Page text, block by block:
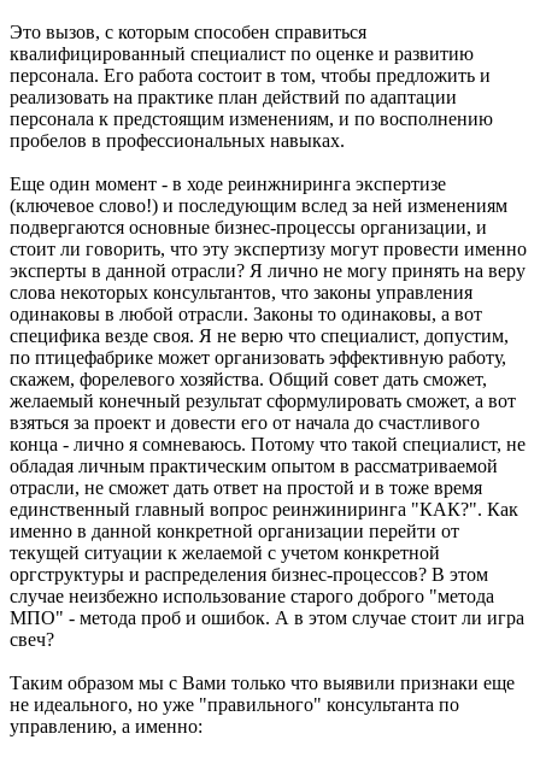
Это вызов, с которым способен справиться
квалифицированный специалист по оценке и развитию
персонала. Его работа состоит в том, чтобы предложить и
реализовать на практике план действий по адаптации
персонала к предстоящим изменениям, и по восполнению
пробелов в профессиональных навыках.
Еще один момент - в ходе реинжниринга экспертизе
(ключевое слово!) и последующим вслед за ней изменениям
подвергаются основные бизнес-процессы организации, и
стоит ли говорить, что эту экспертизу могут провести именно
эксперты в данной отрасли? Я лично не могу принять на веру
слова некоторых консультантов, что законы управления
одинаковы в любой отрасли. Законы то одинаковы, а вот
специфика везде своя. Я не верю что специалист, допустим,
по птицефабрике может организовать эффективную работу,
скажем, форелевого хозяйства. Общий совет дать сможет,
желаемый конечный результат сформулировать сможет, а вот
взяться за проект и довести его от начала до счастливого
конца - лично я сомневаюсь. Потому что такой специалист, не
обладая личным практическим опытом в рассматриваемой
отрасли, не сможет дать ответ на простой и в тоже время
единственный главный вопрос реинжиниринга "КАК?". Как
именно в данной конкретной организации перейти от
текущей ситуации к желаемой с учетом конкретной
оргструктуры и распределения бизнес-процессов? В этом
случае неизбежно использование старого доброго "метода
МПО" - метода проб и ошибок. А в этом случае стоит ли игра
свеч?
Таким образом мы с Вами только что выявили признаки еще
не идеального, но уже "правильного" консультанта по
управлению, а именно: